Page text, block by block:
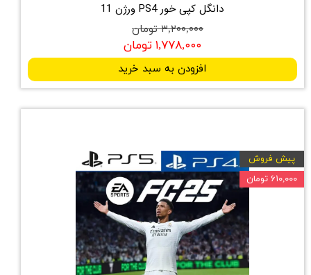
دانگل کپی خور PS4 ورژن 11
۳,۲۰۰,۰۰۰ تومان
۱,۷۷۸,۰۰۰ تومان
افزودن به سبد خرید
پیش فروش
۶۱۰,۰۰۰ تومان